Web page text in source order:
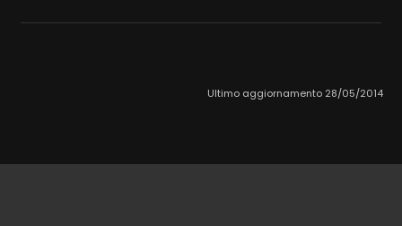
Ultimo aggiornamento 28/05/2014